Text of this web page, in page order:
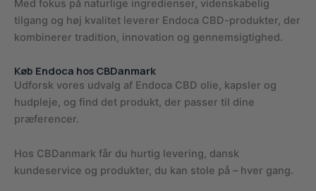
Med fokus på naturlige ingredienser, videnskabelig
tilgang og høj kvalitet leverer Endoca CBD-produkter, der
kombinerer tradition, innovation og gennemsigtighed.
Køb Endoca hos CBDanmark
Udforsk vores udvalg af Endoca CBD olie, kapsler og
hudpleje, og find det produkt, der passer til dine
præferencer.
Hos CBDanmark får du hurtig levering, dansk
kundeservice og produkter, du kan stole på – hver gang.